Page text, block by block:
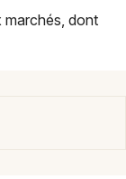
marchés, dont